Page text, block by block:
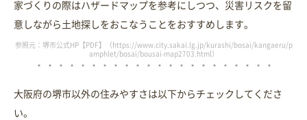
家づくりの際はハザードマップを参考にしつつ、災害リスクを留
意しながら土地探しをおこなうことをおすすめします。
参照元：堺市公式HP【PDF】（https://www.city.sakai.lg.jp/kurashi/bosai/kangaeru/p
amphlet/bosai/bousai-map2703.html）
大阪府の堺市以外の住みやすさは以下からチェックしてくださ
い。